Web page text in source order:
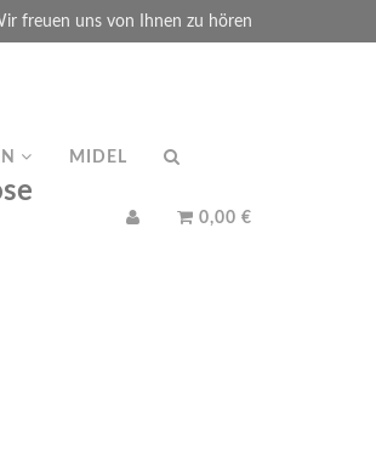
freuen uns von Ihnen zu hören
MIDEL
0,00 €